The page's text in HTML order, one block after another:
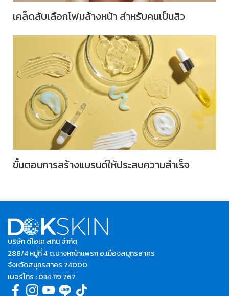
เคล็ดลับเลือกโฟมล้างหน้า สำหรับคนเป็นสิว
ขั้นตอนการสร้างแบรนด์ให้ประสบความสำเร็จ
บริษัท ดีโอเค สกิน จํากัด
288/4 หมู่ที่ 4 ต.บางหญ้าแพรก อ.เมืองสมุทรสาคร
จังหวัดสมุทรสาคร 74000
เบอร์โทร :034 119 767